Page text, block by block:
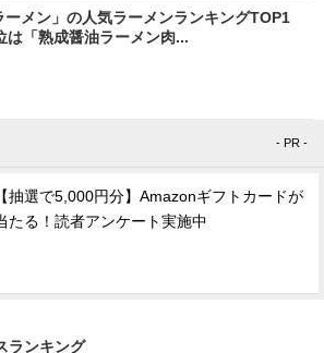
ーメン」の人気ラーメンランキングTOP1
「熟成醤油ラーメン肉...
- PR -
【抽選で5,000円分】Amazonギフトカードが
たる！読者アンケート実施中
ランキング